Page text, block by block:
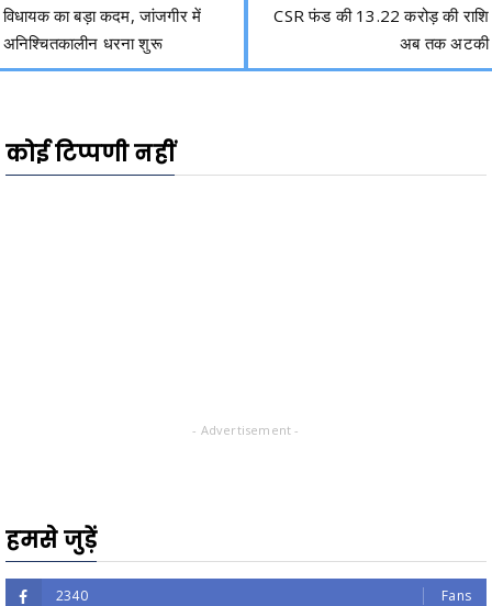
विधायक का बड़ा कदम, जांजगीर में
अनिश्चितकालीन धरना शुरू
CSR फंड की 13.22 करोड़ की राशि
अब तक अटकी
कोई टिप्पणी नहीं
- Advertisement -
हमसे जुड़ें
2340 Fans